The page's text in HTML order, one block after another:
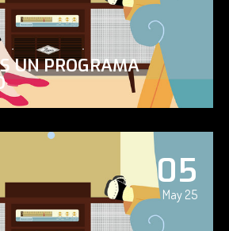
UN PROGRAMA
05
May 25